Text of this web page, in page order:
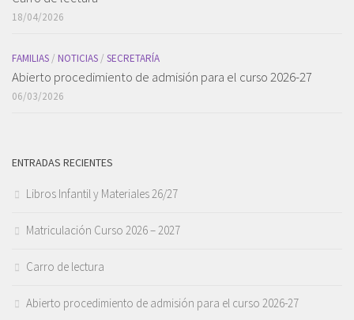
18/04/2026
FAMILIAS / NOTICIAS / SECRETARÍA
Abierto procedimiento de admisión para el curso 2026-27
06/03/2026
ENTRADAS RECIENTES
Libros Infantil y Materiales 26/27
Matriculación Curso 2026 – 2027
Carro de lectura
Abierto procedimiento de admisión para el curso 2026-27